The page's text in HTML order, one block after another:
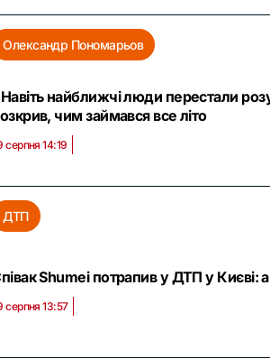
Олександр Пономарьов
найближчі люди перестали
чим займався все літо
серпня 14:19
ДТП
Shumei потрапив у ДТП у Києві:
серпня 13:57